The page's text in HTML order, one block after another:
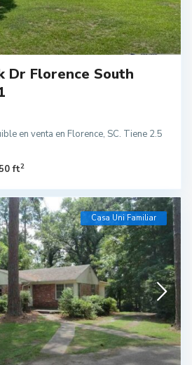
Dr Florence South
en venta en Florence, SC. Tiene 2.5
ft2
Casa Uni Familiar